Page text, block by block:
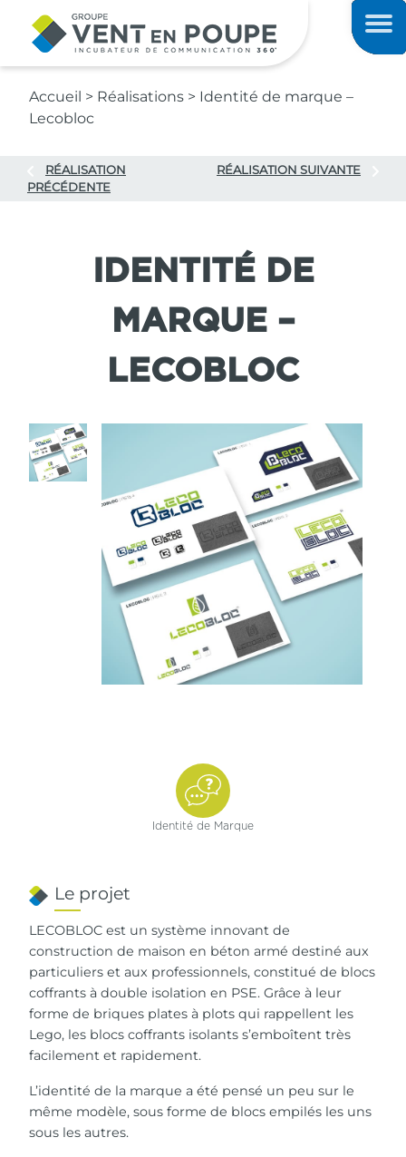
Accueil > Réalisations > Identité de marque –
Lecobloc
RÉALISATION
PRÉCÉDENTE
RÉALISATION SUIVANTE
IDENTITÉ DE
MARQUE –
LECOBLOC
Identité de Marque
Le projet
LECOBLOC est un système innovant de
construction de maison en béton armé destiné aux
particuliers et aux professionnels, constitué de blocs
coffrants à double isolation en PSE. Grâce à leur
forme de briques plates à plots qui rappellent les
Lego, les blocs coffrants isolants s’emboîtent très
facilement et rapidement.
L’identité de la marque a été pensé un peu sur le
même modèle, sous forme de blocs empilés les uns
sous les autres.